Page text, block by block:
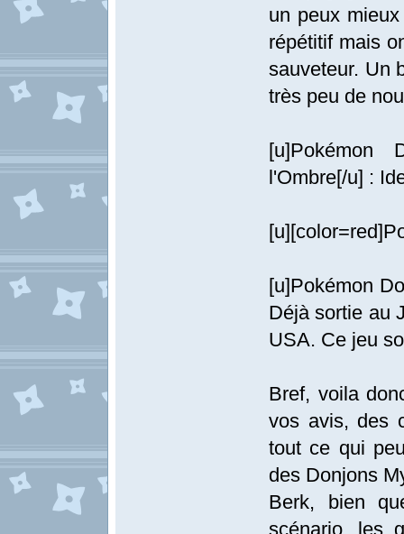
un peux
répétitif mais
sauveteur. Un
très peu de
[u]Pokémon
l'Ombre[/u] :
[u]Pokémon
Déjà sortie au
USA. Ce jeu
Bref, voila
vos avis, des
tout ce qui
des Donjons
Berk, bien
scénario, les